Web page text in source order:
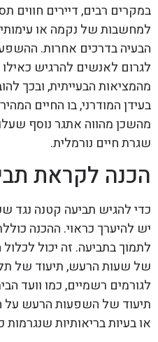
במקרים רבים, דיירים חווים
למחשבות של נקמה או
הבעיה בדרכים אחרות.
לגרום לאנשים להרגיש
מהמציאות הבעייתית, ובכך
בעידן המודרני, בו החיים
מהשכן מהווה אתגר נוסף
שגרת חיים נורמלית.
הכנה לקראת
כדי להגיש תביעה קטנה נגד
יש להיערך כראוי. ההכנה
לתמוך בתביעה. זה יכול
של שעות הרעש, תיעוד של
לגורמים רשמיים, כמו וועד
תיעוד של השפעות הרעש על
או בעיות בריאותיות שנגרמות